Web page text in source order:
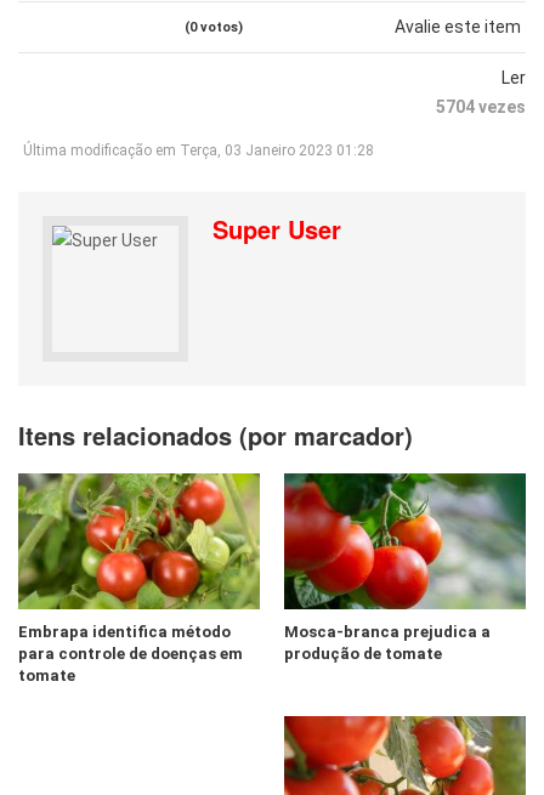
Avalie este item
(0 votos)
Ler
5704 vezes
Última modificação em Terça, 03 Janeiro 2023 01:28
Super User
Itens relacionados (por marcador)
Embrapa identifica método
para controle de doenças em
tomate
Mosca-branca prejudica a
produção de tomate